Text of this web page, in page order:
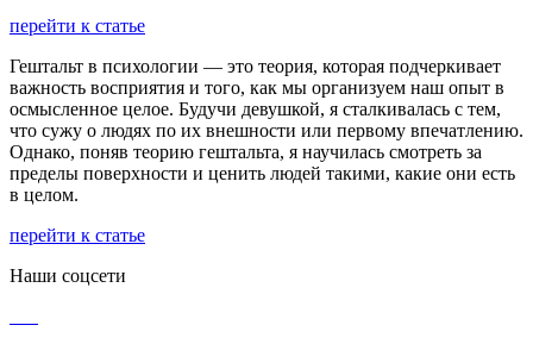
перейти к статье
Гештальт в психологии — это теория, которая подчеркивает
важность восприятия и того, как мы организуем наш опыт в
осмысленное целое. Будучи девушкой, я сталкивалась с тем,
что сужу о людях по их внешности или первому впечатлению.
Однако, поняв теорию гештальта, я научилась смотреть за
пределы поверхности и ценить людей такими, какие они есть
в целом.
перейти к статье
Наши соцсети